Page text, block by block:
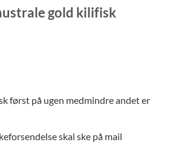
gold kilifisk
først på ugen medmindre andet er
skal ske på mail